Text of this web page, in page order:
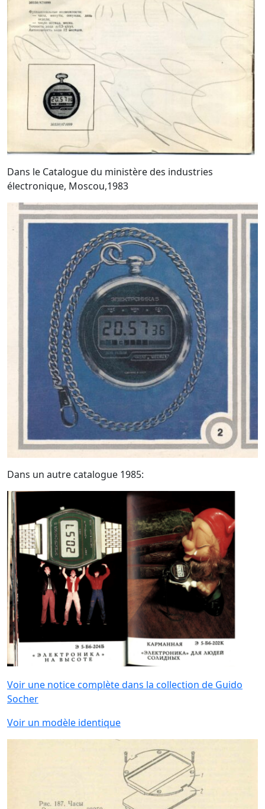
Dans le Catalogue du ministère des industries
électronique, Moscou,1983
Dans un autre catalogue 1985:
Voir une notice complète dans la collection de Guido
Socher
Voir un modèle identique